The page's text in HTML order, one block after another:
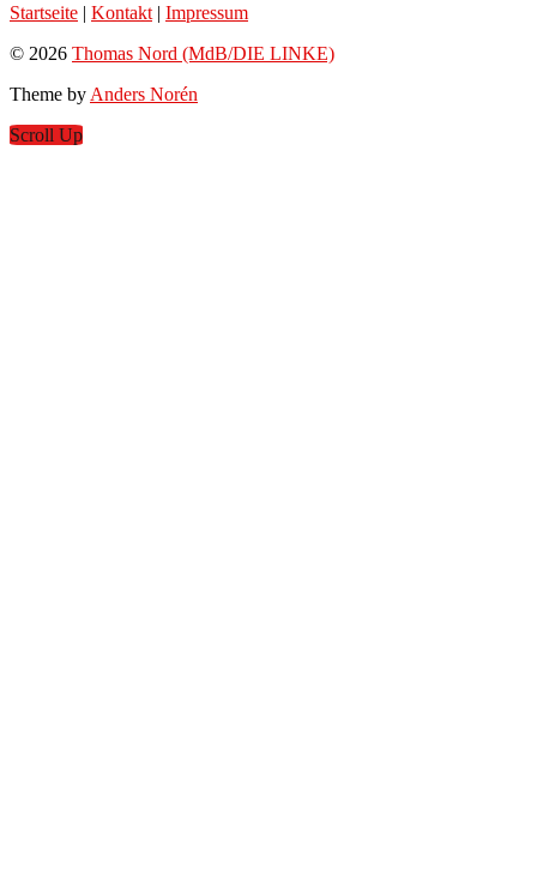
Startseite | Kontakt | Impressum
© 2026 Thomas Nord (MdB/DIE LINKE)
Theme by Anders Norén
Scroll Up